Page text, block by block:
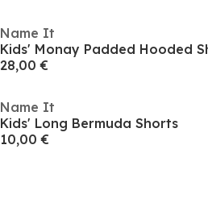
Name It
28,00 €
Name It
Kids' Long Bermuda Shorts
10,00 €